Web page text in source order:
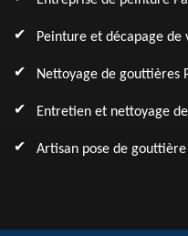
Peinture et décapage de
Nettoyage de gouttières
Entretien et nettoyage
Artisan pose de